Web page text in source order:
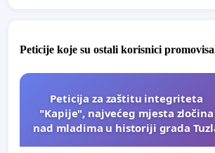
Peticije koje su ostali korisnici
Peticija za zaštitu integriteta
"Kapije", najvećeg mjesta zločina
nad mladima u historiji grada